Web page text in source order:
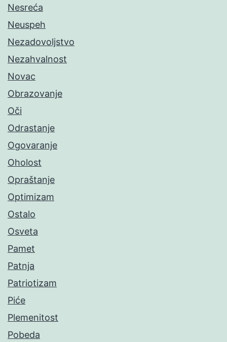
Nesreća
Neuspeh
Nezadovoljstvo
Nezahvalnost
Novac
Obrazovanje
Oči
Odrastanje
Ogovaranje
Oholost
Opraštanje
Optimizam
Ostalo
Osveta
Pamet
Patnja
Patriotizam
Piće
Plemenitost
Pobeda